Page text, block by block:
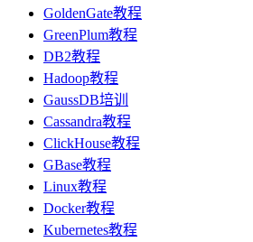
GoldenGate教程
GreenPlum教程
DB2教程
Hadoop教程
GaussDB培训
Cassandra教程
ClickHouse教程
GBase教程
Linux教程
Docker教程
Kubernetes教程